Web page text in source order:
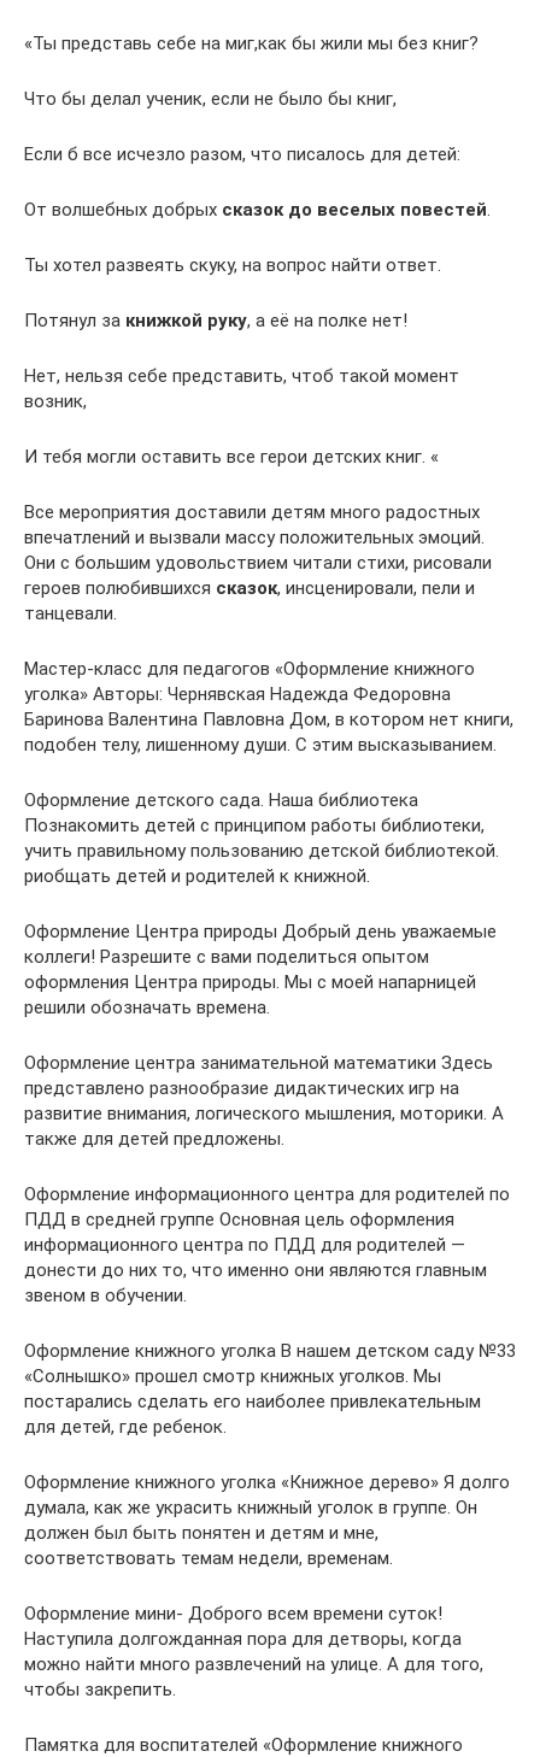
«Ты представь себе на миг,как бы жили мы без книг?
Что бы делал ученик, если не было бы книг,
Если б все исчезло разом, что писалось для детей:
От волшебных добрых сказок до веселых повестей
Ты хотел развеять скуку, на вопрос найти ответ.
Потянул за книжкой руку, а её на полке нет!
Нет, нельзя себе представить, чтоб такой момент
возник,
И тебя могли оставить все герои детских книг. «
Все мероприятия доставили детям много радостных
впечатлений и вызвали массу положительных эмоций.
Они с большим удовольствием читали стихи, рисовали
героев полюбившихся сказок, инсценировали, пели и
танцевали.
Мастер-класс для педагогов «Оформление книжного
уголка» Авторы: Чернявская Надежда Федоровна
Баринова Валентина Павловна Дом, в котором нет книги,
подобен телу, лишенному души. С этим высказыванием.
Оформление детского сада. Наша библиотека
Познакомить детей с принципом работы библиотеки,
учить правильному пользованию детской библиотекой.
риобщать детей и родителей к книжной.
Оформление Центра природы Добрый день уважаемые
коллеги! Разрешите с вами поделиться опытом
оформления Центра природы. Мы с моей напарницей
решили обозначать времена.
Оформление центра занимательной математики Здесь
представлено разнообразие дидактических игр на
развитие внимания, логического мышления, моторики. А
также для детей предложены.
Оформление информационного центра для родителей по
ПДД в средней группе Основная цель оформления
информационного центра по ПДД для родителей —
донести до них то, что именно они являются главным
звеном в обучении.
Оформление книжного уголка В нашем детском саду №33
«Солнышко» прошел смотр книжных уголков. Мы
постарались сделать его наиболее привлекательным
для детей, где ребенок.
Оформление книжного уголка «Книжное дерево» Я долго
думала, как же украсить книжный уголок в группе. Он
должен был быть понятен и детям и мне,
соответствовать темам недели, временам.
Оформление мини- Доброго всем времени суток!
Наступила долгожданная пора для детворы, когда
можно найти много развлечений на улице. А для того,
чтобы закрепить.
Памятка для воспитателей «Оформление книжного